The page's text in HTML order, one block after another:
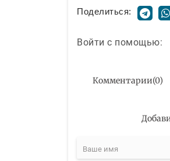
Поделиться:
Войти с помощью:
Комментарии(0)